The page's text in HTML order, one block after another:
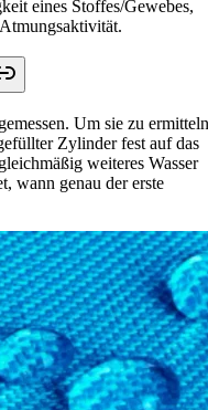
eines Stoffes/Gewebes,
Um sie zu
Zylinder fest auf das
weiteres Wasser
wann genau der erste